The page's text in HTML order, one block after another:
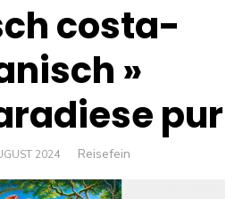
costa-
»
pur
2024 Author
Reisefein